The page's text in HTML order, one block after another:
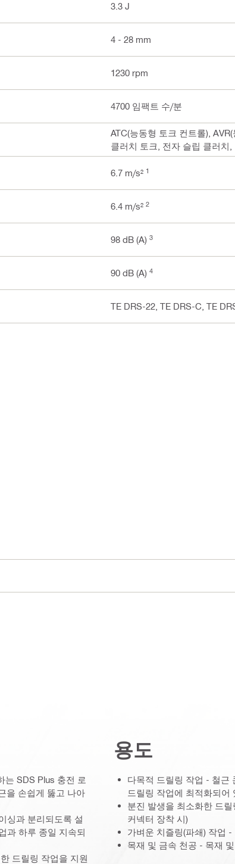
3.3 J
4 - 28 mm
1230 rpm
4700 임팩트 수/분
ATC(능동형 토크 컨트롤),
클러치 토크, 전자 슬립 클러치
6.7 m/s² 1
6.4 m/s² 2
98 dB (A) 3
90 dB (A) 4
TE DRS-22, TE DRS-C, TE
는 SDS Plus 충전 로
을 손쉽게 뚫고 나아
싱과 분리되도록 설
과 하루 종일 지속되
드릴링 작업을 지원
용도
다목적 드릴링 작업 - 철근
드릴링 작업에 최적화되어
분진 발생을 최소화한 드
커넥터 장착 시)
가벼운 치즐링(파쇄) 작업
목재 및 금속 천공 - 목재